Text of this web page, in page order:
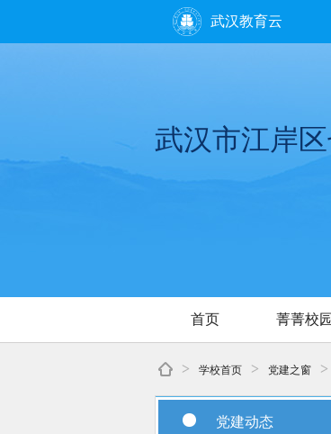
武汉教育云
武汉市江岸
首页 菁菁校园
> 学校首页 > 党建之窗 >
党建动态